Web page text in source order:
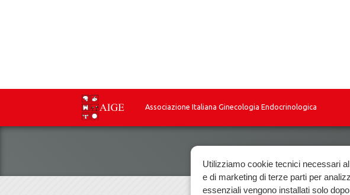
Utilizziamo cookie tecnici necessari
e di marketing di terze parti per
essenziali vengono installati solo
Associazione Italiana Ginecologia Endocrinologica